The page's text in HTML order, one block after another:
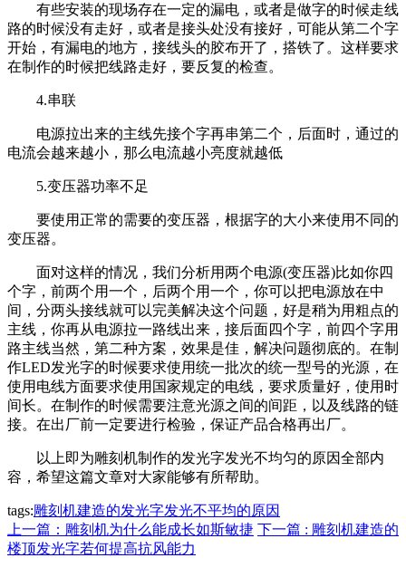
有些安装的现场存在一定的漏电，或者是做字的时候走线
路的时候没有走好，或者是接头处没有接好，可能从第二个字
开始，有漏电的地方，接线头的胶布开了，搭铁了。这样要求
在制作的时候把线路走好，要反复的检查。
4.串联
电源拉出来的主线先接个字再串第二个，后面时，通过的
电流会越来越小，那么电流越小亮度就越低
5.变压器功率不足
要使用正常的需要的变压器，根据字的大小来使用不同的
变压器。
面对这样的情况，我们分析用两个电源(变压器)比如你四
个字，前两个用一个，后两个用一个，你可以把电源放在中
间，分两头接线就可以完美解决这个问题，好是稍为用粗点的
主线，你再从电源拉一路线出来，接后面四个字，前四个字用
路主线当然，第二种方案，效果是佳，解决问题彻底的。在制
作LED发光字的时候要求使用统一批次的统一型号的光源，在
使用电线方面要求使用国家规定的电线，要求质量好，使用时
间长。在制作的时候需要注意光源之间的间距，以及线路的链
接。在出厂前一定要进行检验，保证产品合格再出厂。
以上即为雕刻机制作的发光字发光不均匀的原因全部内
容，希望这篇文章对大家能够有所帮助。
tags:雕刻机建造的发光字发光不平均的原因
上一篇：雕刻机为什么能成长如斯敏捷 下一篇 : 雕刻机建造的
楼顶发光字若何提高抗风能力